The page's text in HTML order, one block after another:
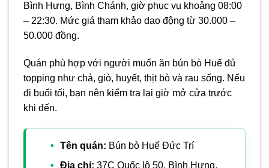
Bình Hưng, Bình Chánh, giờ phục vụ khoảng 08:00
– 22:30. Mức giá tham khảo dao động từ 30.000 –
50.000 đồng.
Quán phù hợp với người muốn ăn bún bò Huế đủ
topping như chả, giò, huyết, thịt bò và rau sống. Nếu
đi buổi tối, bạn nên kiểm tra lại giờ mở cửa trước
khi đến.
Tên quán: Bún bò Huế Đức Trí
Địa chỉ: 37C Quốc lộ 50, Bình Hưng,